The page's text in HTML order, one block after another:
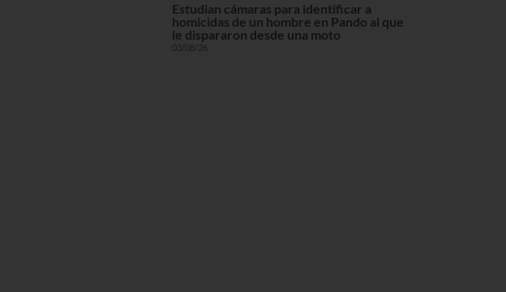
Estudian cámaras para identificar a
homicidas de un hombre en Pando al que
le dispararon desde una moto
03/08/26